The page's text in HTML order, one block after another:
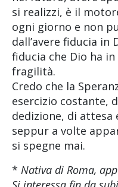
si realizzi, è il
ogni giorno e non
dall’avere fiducia in
fiducia che Dio ha
fragilità.
Credo che la
esercizio costante,
dedizione, di attesa
seppur a volte
si spegne mai.
* Nativa di Roma,